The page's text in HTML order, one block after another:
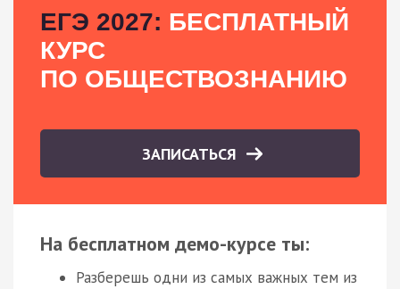
ЕГЭ 2027: БЕСПЛАТНЫЙ
КУРС
ПО ОБЩЕСТВОЗНАНИЮ
ЗАПИСАТЬСЯ
На бесплатном демо-курсе ты:
Разберешь одни из самых важных тем из